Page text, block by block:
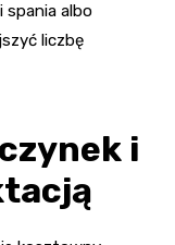
spania albo
liczbę
i